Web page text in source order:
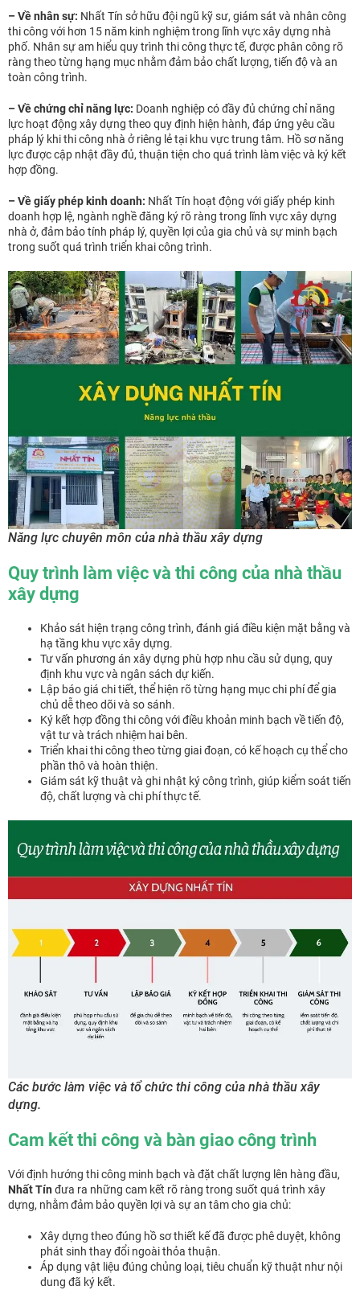
– Về nhân sự: Nhất Tín sở hữu đội ngũ kỹ sư, giám sát và nhân công
thi công với hơn 15 năm kinh nghiệm trong lĩnh vực xây dựng nhà
phố. Nhân sự am hiểu quy trình thi công thực tế, được phân công rõ
ràng theo từng hạng mục nhằm đảm bảo chất lượng, tiến độ và an
toàn công trình.
– Về chứng chỉ năng lực: Doanh nghiệp có đầy đủ chứng chỉ năng
lực hoạt động xây dựng theo quy định hiện hành, đáp ứng yêu cầu
pháp lý khi thi công nhà ở riêng lẻ tại khu vực trung tâm. Hồ sơ năng
lực được cập nhật đầy đủ, thuận tiện cho quá trình làm việc và ký kết
hợp đồng.
– Về giấy phép kinh doanh: Nhất Tín hoạt động với giấy phép kinh
doanh hợp lệ, ngành nghề đăng ký rõ ràng trong lĩnh vực xây dựng
nhà ở, đảm bảo tính pháp lý, quyền lợi của gia chủ và sự minh bạch
trong suốt quá trình triển khai công trình.
Năng lực chuyên môn của nhà thầu xây dựng
Quy trình làm việc và thi công của nhà thầu
xây dựng
Khảo sát hiện trạng công trình, đánh giá điều kiện mặt bằng và
hạ tầng khu vực xây dựng.
Tư vấn phương án xây dựng phù hợp nhu cầu sử dụng, quy
định khu vực và ngân sách dự kiến.
Lập báo giá chi tiết, thể hiện rõ từng hạng mục chi phí để gia
chủ dễ theo dõi và so sánh.
Ký kết hợp đồng thi công với điều khoản minh bạch về tiến độ,
vật tư và trách nhiệm hai bên.
Triển khai thi công theo từng giai đoạn, có kế hoạch cụ thể cho
phần thô và hoàn thiện.
Giám sát kỹ thuật và ghi nhật ký công trình, giúp kiểm soát tiến
độ, chất lượng và chi phí thực tế.
Các bước làm việc và tổ chức thi công của nhà thầu xây
dựng.
Cam kết thi công và bàn giao công trình
Với định hướng thi công minh bạch và đặt chất lượng lên hàng đầu,
Nhất Tín đưa ra những cam kết rõ ràng trong suốt quá trình xây
dựng, nhằm đảm bảo quyền lợi và sự an tâm cho gia chủ:
Xây dựng theo đúng hồ sơ thiết kế đã được phê duyệt, không
phát sinh thay đổi ngoài thỏa thuận.
Áp dụng vật liệu đúng chủng loại, tiêu chuẩn kỹ thuật như nội
dung đã ký kết.